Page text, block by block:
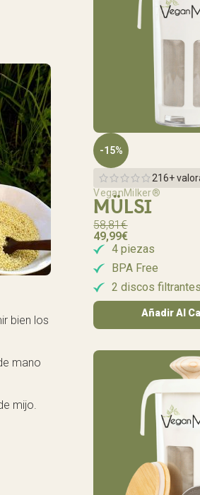
bien los
mano
mijo.
-15%
216+
VeganMilker®
MÜLSI
58,81€
49,99€
4 piezas
BPA Free
2 discos filtrantes
Añadir Al